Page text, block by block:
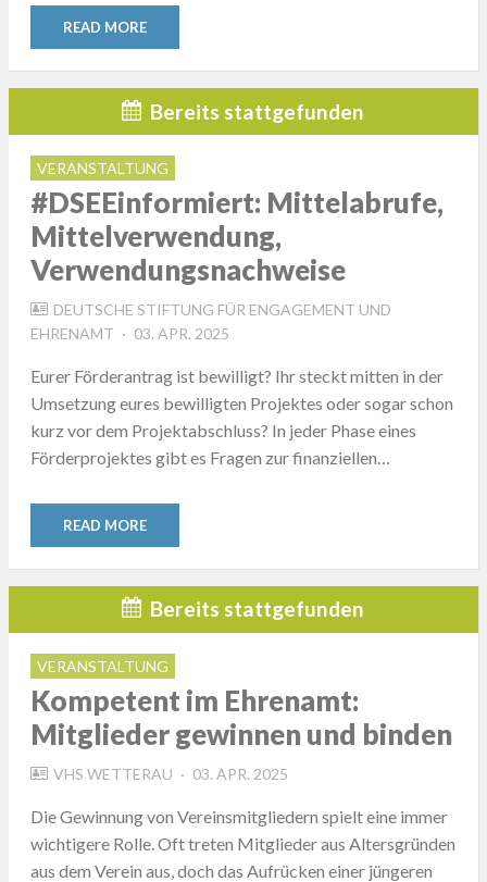
READ MORE
Bereits stattgefunden
VERANSTALTUNG
#DSEEinformiert: Mittelabrufe,
Mittelverwendung,
Verwendungsnachweise
DEUTSCHE STIFTUNG FÜR ENGAGEMENT UND
EHRENAMT
POSTED
03. APR. 2025
Eurer Förderantrag ist bewilligt? Ihr steckt mitten in der
Umsetzung eures bewilligten Projektes oder sogar schon
kurz vor dem Projektabschluss? In jeder Phase eines
Förderprojektes gibt es Fragen zur finanziellen…
READ MORE
Bereits stattgefunden
VERANSTALTUNG
Kompetent im Ehrenamt:
Mitglieder gewinnen und binden
VHS WETTERAU
POSTED
03. APR. 2025
Die Gewinnung von Vereinsmitgliedern spielt eine immer
wichtigere Rolle. Oft treten Mitglieder aus Altersgründen
aus dem Verein aus, doch das Aufrücken einer jüngeren